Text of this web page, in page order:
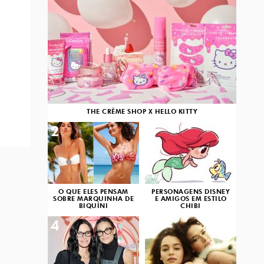
THE CRÈME SHOP X HELLO KITTY
O QUE ELES PENSAM
SOBRE MARQUINHA DE
BIQUÍNI
2
PERSONAGENS DISNEY
E AMIGOS EM ESTILO
CHIBI
3
4